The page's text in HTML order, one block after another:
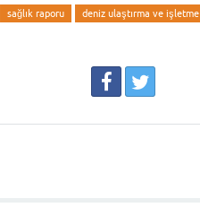
sağlık raporu deniz ulaştırma ve işletme